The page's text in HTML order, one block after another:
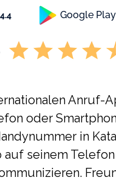
4.4 Google
oder
in
seinem